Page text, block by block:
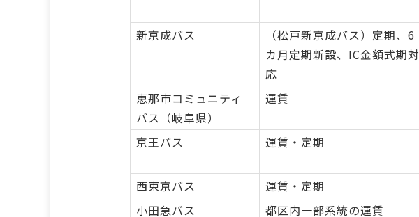
新京成バス
（松戸新京成バス）定期、6
カ月定期新設、IC金額式期対
応
恵那市コミュニティ
バス（岐阜県）
運賃
京王バス
運賃・定期
西東京バス
運賃・定期
小田急バス
都区内一部系統の運賃